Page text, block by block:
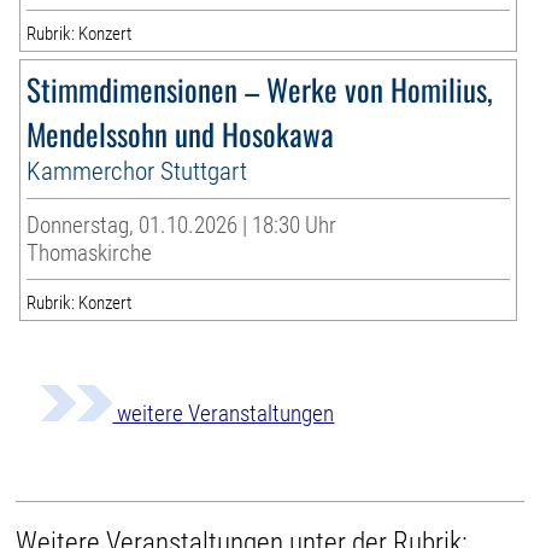
Rubrik: Konzert
Stimmdimensionen – Werke von Homilius,
Mendelssohn und Hosokawa
Kammerchor Stuttgart
Donnerstag, 01.10.2026 | 18:30 Uhr
Thomaskirche
Rubrik: Konzert
weitere Veranstaltungen